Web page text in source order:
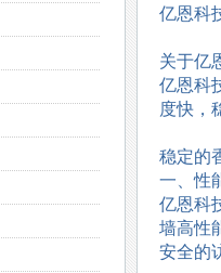
亿恩科
关于亿
亿恩科
度快，
稳定的
一、性
亿恩科
墙高性
安全的